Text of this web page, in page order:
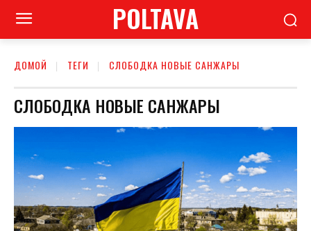
POLTAVA
ДОМОЙ ТЕГИ СЛОБОДКА НОВЫЕ САНЖАРЫ
СЛОБОДКА НОВЫЕ САНЖАРЫ